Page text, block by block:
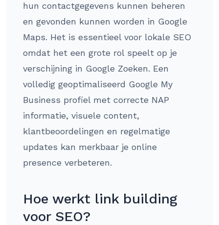
hun contactgegevens kunnen beheren
en gevonden kunnen worden in Google
Maps. Het is essentieel voor lokale SEO
omdat het een grote rol speelt op je
verschijning in Google Zoeken. Een
volledig geoptimaliseerd Google My
Business profiel met correcte NAP
informatie, visuele content,
klantbeoordelingen en regelmatige
updates kan merkbaar je online
presence verbeteren.
Hoe werkt link building
voor SEO?